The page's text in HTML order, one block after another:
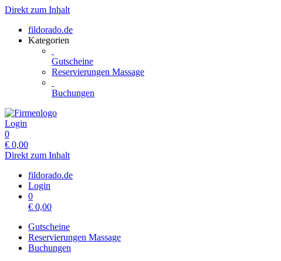
Direkt zum Inhalt
fildorado.de
Kategorien
Gutscheine
Reservierungen Massage
Buchungen
Login
0
€ 0,00
Direkt zum Inhalt
fildorado.de
Login
0
€ 0,00
Gutscheine
Reservierungen Massage
Buchungen